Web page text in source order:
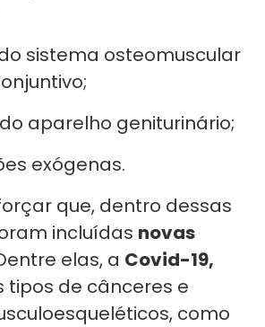
sistema osteomuscular
aparelho geniturinário;
exógenas.
que, dentro dessas
incluídas novas
elas, a Covid-19,
tipos de cânceres e
como